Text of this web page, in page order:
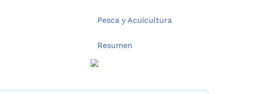
Pesca y Acuicultura
Resumen